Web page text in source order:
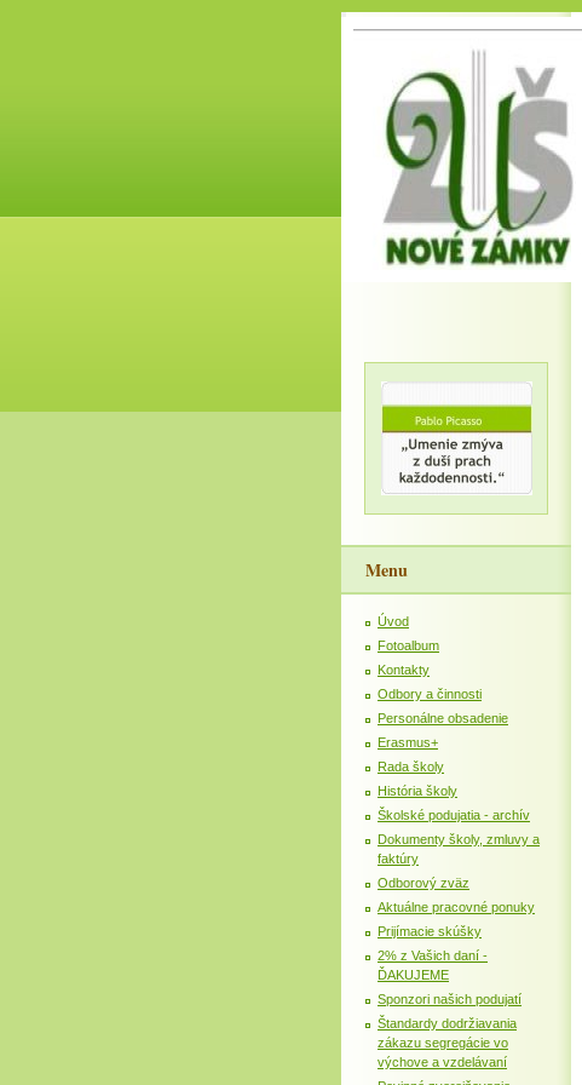
Menu
Úvod
Fotoalbum
Kontakty
Odbory a činnosti
Personálne obsadenie
Erasmus+
Rada školy
História školy
Školské podujatia - archív
Dokumenty školy, zmluvy a
faktúry
Odborový zväz
Aktuálne pracovné ponuky
Prijímacie skúšky
2% z Vašich daní -
ĎAKUJEME
Sponzori našich podujatí
Štandardy dodržiavania
zákazu segregácie vo
výchove a vzdelávaní